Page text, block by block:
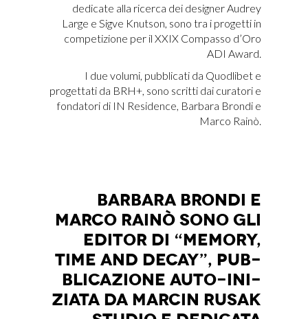
dedicate alla ricerca dei designer Audrey
Large e Sigve Knutson, sono tra i progetti in
competizione per il XXIX Compasso d’Oro
ADI Award.
I due volumi, pubblicati da Quodlibet e
progettati da BRH+, sono scritti dai curatori e
fondatori di IN Residence, Barbara Brondi e
Marco Rainò.
BAR­BA­RA BRON­DI E
MAR­CO RAI­NÒ SONO GLI
EDI­TOR DI “ME­MO­RY,
TIME AND DE­CAY”, PUB­
BLI­CA­ZIO­NE AUTO-INI­
ZIA­TA DA MAR­CIN RU­SAK